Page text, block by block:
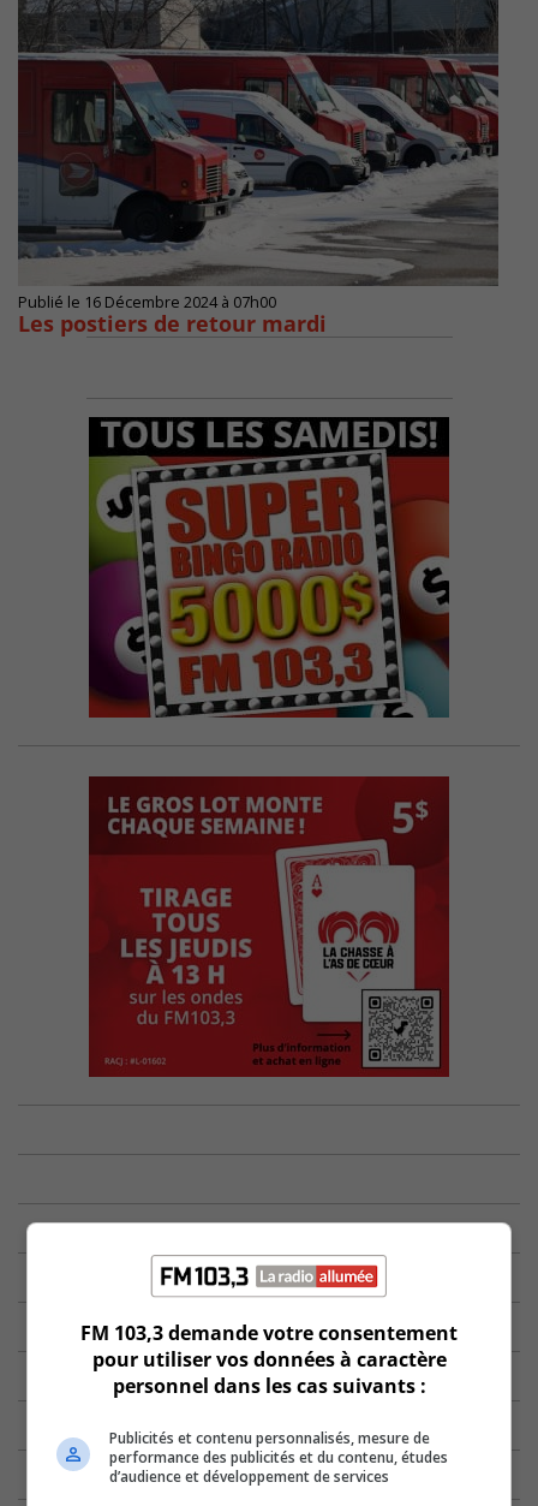
Publié le 16 Décembre 2024 à 07h00
Les postiers de retour mardi
FM 103,3 demande votre consentement
pour utiliser vos données à caractère
personnel dans les cas suivants :
Publicités et contenu personnalisés, mesure de
performance des publicités et du contenu, études
d’audience et développement de services